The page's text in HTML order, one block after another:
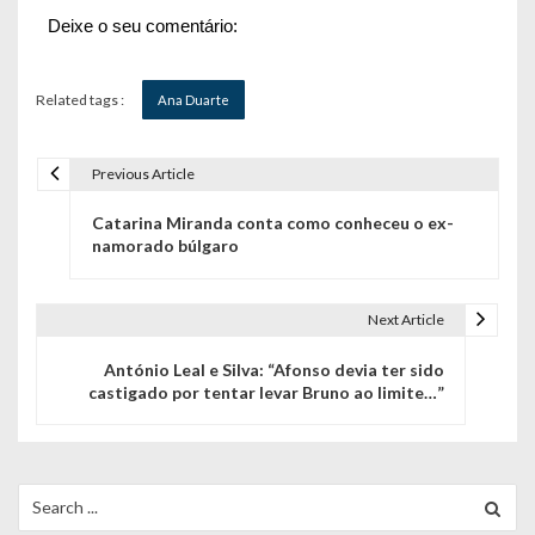
Deixe o seu comentário:
Related tags : Ana Duarte
ã
Previous Article
Catarina Miranda conta como conheceu o ex-
namorado búlgaro
Next Article
António Leal e Silva: “Afonso devia ter sido
castigado por tentar levar Bruno ao limite…”
for: